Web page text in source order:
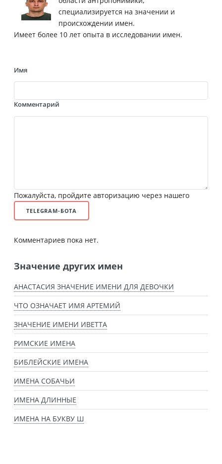
специализируется на значении и
происхождении имен.
Имеет более 10 лет опыта в исследовании имен.
Имя
Комментарий
Пожалуйста, пройдите авторизацию через нашего
TELEGRAM-БОТА
Комментариев пока нет.
Значение других имен
АНАСТАСИЯ ЗНАЧЕНИЕ ИМЕНИ ДЛЯ ДЕВОЧКИ
ЧТО ОЗНАЧАЕТ ИМЯ АРТЕМИЙ
ЗНАЧЕНИЕ ИМЕНИ ИВЕТТА
РИМСКИЕ ИМЕНА
БИБЛЕЙСКИЕ ИМЕНА
ИМЕНА СОБАЧЬИ
ИМЕНА ДЛИННЫЕ
ИМЕНА НА БУКВУ Ш